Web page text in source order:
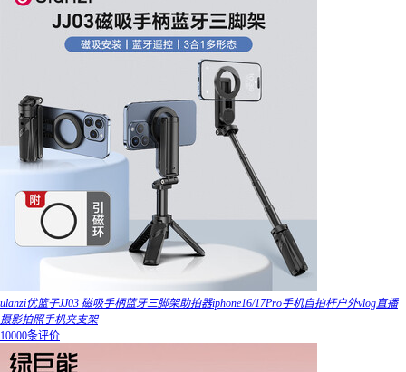
ulanzi优篮子JJ03 磁吸手柄蓝牙三脚架助拍器iphone16/17Pro手机自拍杆户外vlog直播
摄影拍照手机夹支架
10000条评价